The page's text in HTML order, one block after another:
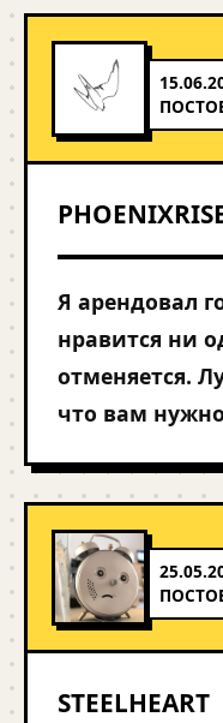
Я арендовал
нравится ни
отменяется.
что вам
STEELHEART